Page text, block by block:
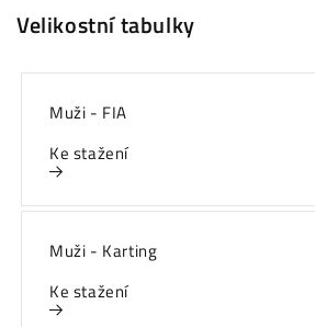
Velikostní tabulky
Muži - FIA
Ke stažení
Muži - Karting
Ke stažení